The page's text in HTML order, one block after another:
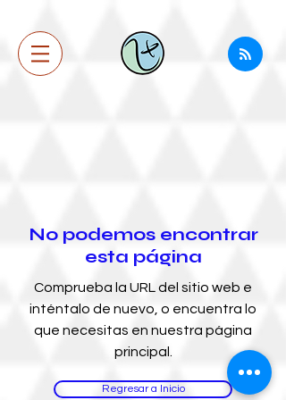
No podemos encontrar
esta página
Comprueba la URL del sitio web e
inténtalo de nuevo, o encuentra lo
que necesitas en nuestra página
principal.
Regresar a Inicio